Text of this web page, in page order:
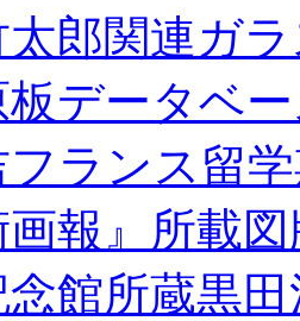
太郎関連ガ
データベ
ランス留
画報』所載
館所蔵黒